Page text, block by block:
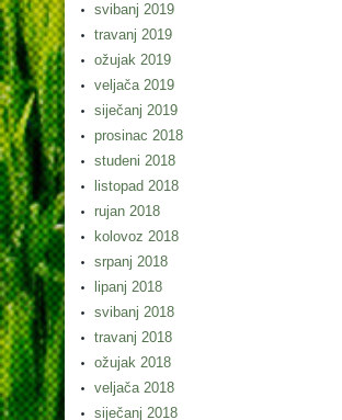
svibanj 2019
travanj 2019
ožujak 2019
veljača 2019
siječanj 2019
prosinac 2018
studeni 2018
listopad 2018
rujan 2018
kolovoz 2018
srpanj 2018
lipanj 2018
svibanj 2018
travanj 2018
ožujak 2018
veljača 2018
siječanj 2018